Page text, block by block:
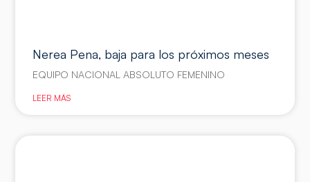
Nerea Pena, baja para los próximos meses
EQUIPO NACIONAL ABSOLUTO FEMENINO
LEER MÁS